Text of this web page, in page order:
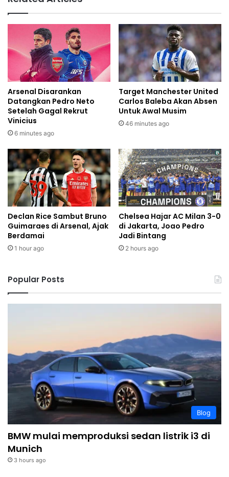
Arsenal Disarankan
Datangkan Pedro Neto
Setelah Gagal Rekrut
Vinicius
6 minutes ago
Target Manchester United
Carlos Baleba Akan Absen
Untuk Awal Musim
46 minutes ago
Declan Rice Sambut Bruno
Guimaraes di Arsenal, Ajak
Berdamai
1 hour ago
Chelsea Hajar AC Milan 3-0
di Jakarta, Joao Pedro
Jadi Bintang
2 hours ago
Popular Posts
Blog
BMW mulai memproduksi sedan listrik i3 di
Munich
3 hours ago